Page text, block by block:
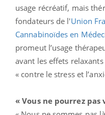
usage récréatif, mais
fondateurs de l'Union
Cannabinoïdes en
promeut l’usage
avant les effets
« contre le stress et
« Vous ne pourrez pas